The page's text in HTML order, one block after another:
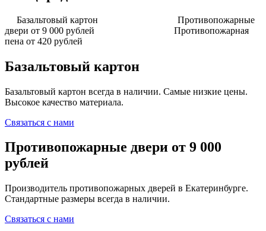
Базальтовый картон
Противопожарные
двери от 9 000 рублей
Противопожарная
пена от 420 рублей
Базальтовый картон
Базальтовый картон всегда в наличии. Самые низкие цены.
Высокое качество материала.
Связаться с нами
Противопожарные двери от 9 000
рублей
Производитель противопожарных дверей в Екатеринбурге.
Стандартные размеры всегда в наличии.
Связаться с нами